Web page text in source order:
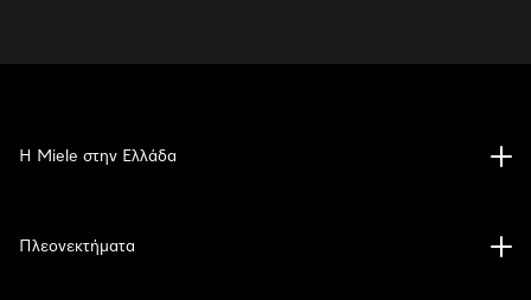
Η Miele στην Ελλάδα
Πλεονεκτήματα